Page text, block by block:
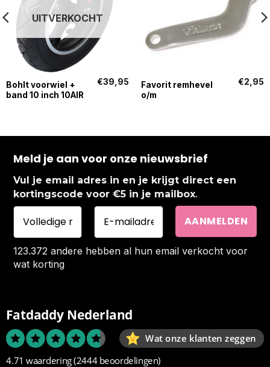
UITVERKOCHT
Bohlt voorwiel +
band 10 inch 10AIR
€39,95
Favorit remhevel
o/m
€2,95
Meld je aan voor onze nieuwsbrief
Vul je email adres in en je krijgt direct een
kortingscode voor €5 in je mailbox.
123.372 andere hebben al hun email verkocht voor
wat korting
Fatdaddy Nederland
Wat onze klanten zeggen
4.71 waardering(2444 beoordelingen)